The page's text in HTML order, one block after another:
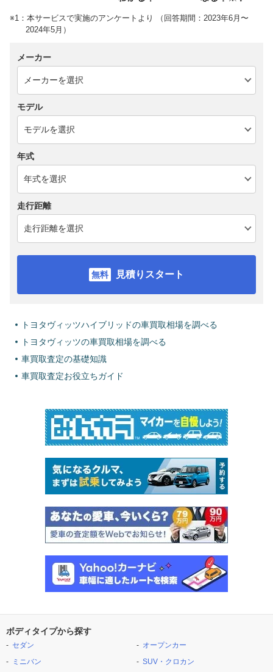
※1：本サービスで実施のアンケートより （回答期間：2023年6月〜
2024年5月）
メーカー
モデル
年式
走行距離
見積りスタート
トヨタヴィッツハイブリッドの車買取相場を調べる
トヨタヴィッツの車買取相場を調べる
車買取査定の基礎知識
車買取査定お役立ちガイド
ボディタイプから探す
セダン
ミニバン
オープンカー
SUV・クロカン